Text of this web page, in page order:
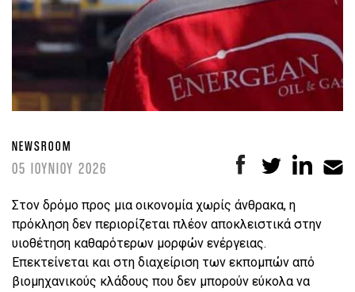
NEWSROOM
05 ΙΟΥΝΙΟΥ 2026
Στον δρόμο προς μια οικονομία χωρίς άνθρακα, η
πρόκληση δεν περιορίζεται πλέον αποκλειστικά στην
υιοθέτηση καθαρότερων μορφών ενέργειας.
Επεκτείνεται και στη διαχείριση των εκπομπών από
βιομηχανικούς κλάδους που δεν μπορούν εύκολα να